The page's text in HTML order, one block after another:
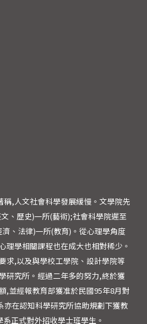
,人文社會科學發展緩慢。文學院先
、歷史)一所(藝術);社會科學院遲至
、法律)一所(教育)。從心理學角度
理學相關課程也在成大也相對稀少。
求,以及與學校工學院、設計學院等
研究所。經過二年多的努力,終於獲
,並經報教育部獲准於民國95年8月對
在認知科學研究所協助規劃下獲教
正式對外招收學士班學生。